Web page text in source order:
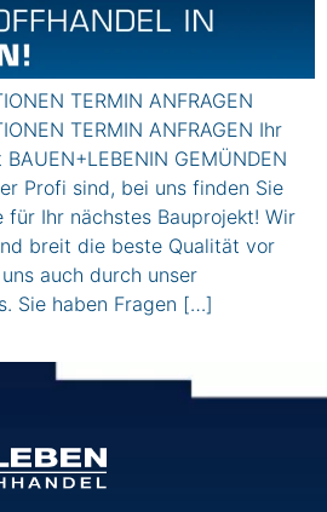
TERMIN ANFRAGEN
TERMIN ANFRAGEN Ihr
GEMÜNDEN
Profi sind, bei uns finden Sie
Ihr nächstes Bauprojekt! Wir
breit die beste Qualität vor
auch durch unser
Sie haben Fragen […]